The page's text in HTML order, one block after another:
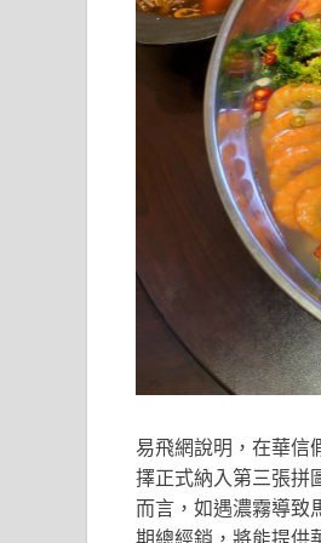
易飛網說明，在華信
擇正式納入第三張拼
而言，如遇濃霧導致
期總經銷，將能提供